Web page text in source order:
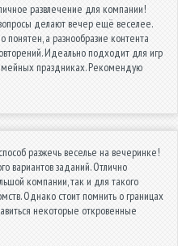
развлечение для компании!
делают вечер ещё веселее.
понятен, а разнообразие контента
Идеально подходит для игр
праздниках. Рекомендую
разжечь веселье на вечеринке!
вариантов заданий. Отлично
компании, так и для такого
Однако стоит помнить о границах
некоторые откровенные